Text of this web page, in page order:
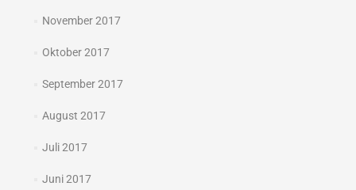
November 2017
Oktober 2017
September 2017
August 2017
Juli 2017
Juni 2017